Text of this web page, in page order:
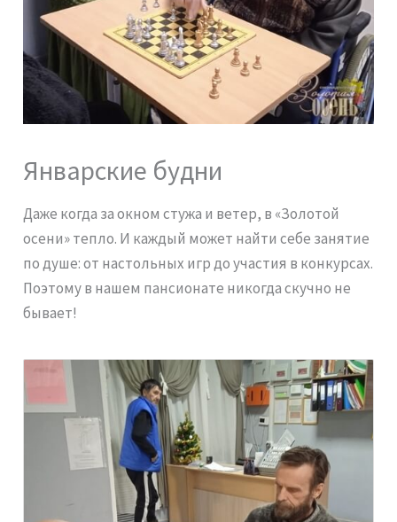
Январские будни
Даже когда за окном стужа и ветер, в «Золотой
осени» тепло. И каждый может найти себе занятие
по душе: от настольных игр до участия в конкурсах.
Поэтому в нашем пансионате никогда скучно не
бывает!